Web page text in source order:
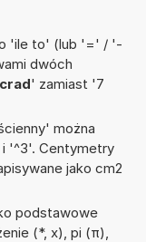
'ile to' (lub '=' / '-
dwóch
' zamiast '7
można
'^3'. Centymetry
jako cm2
podstawowe
(*, x), pi (π),